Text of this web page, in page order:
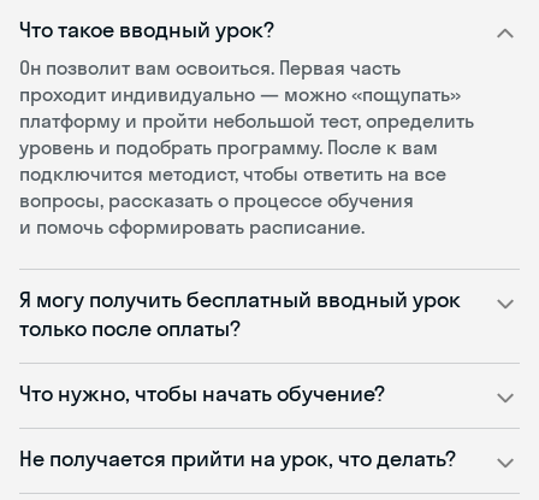
Что такое вводный урок?
Он позволит вам освоиться. Первая часть
проходит индивидуально — можно «пощупать»
платформу и пройти небольшой тест, определить
уровень и подобрать программу. После к вам
подключится методист, чтобы ответить на все
вопросы, рассказать о процессе обучения
и помочь сформировать расписание.
Я могу получить бесплатный вводный урок
только после оплаты?
Что нужно, чтобы начать обучение?
Не получается прийти на урок, что делать?